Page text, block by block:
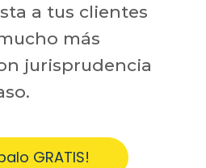
a tus clientes
más
jurisprudencia
GRATIS!